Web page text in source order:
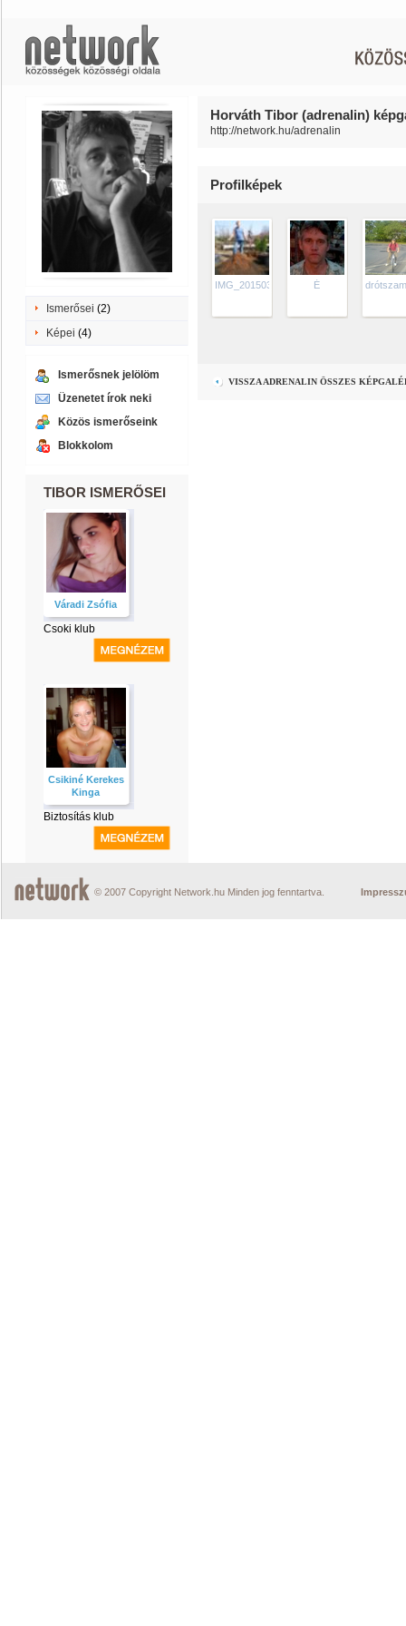
Ismerősei (2)
Képei (4)
Ismerősnek jelölöm
Üzenetet írok neki
Közös ismerőseink
Blokkolom
TIBOR ISMERŐSEI
Váradi Zsófia
Csoki klub
Csikiné Kerekes
Kinga
Biztosítás klub
Horváth Tibor (adrenalin)
http://network.hu/adrenalin
Profilképek
IMG_20150324_125816
É
VISSZA ADRENALIN ÖSSZES
© 2007 Copyright Network.hu Minden jog fenntartva.